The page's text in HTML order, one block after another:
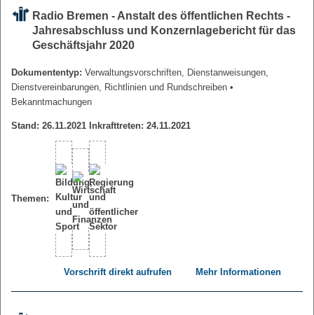
Radio Bremen - Anstalt des öffentlichen Rechts -
Jahresabschluss und Konzernlagebericht für das
Geschäftsjahr 2020
Dokumententyp: Verwaltungsvorschriften, Dienstanweisungen,
Dienstvereinbarungen, Richtlinien und Rundschreiben •
Bekanntmachungen
Stand: 26.11.2021 Inkrafttreten: 24.11.2021
Themen:
Vorschrift direkt aufrufen Mehr Informationen